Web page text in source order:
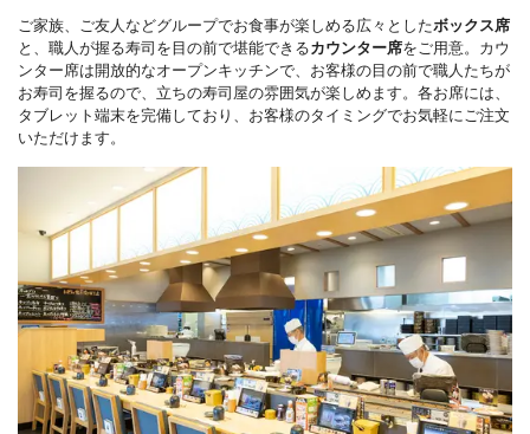
ご家族、ご友人などグループでお食事が楽しめる広々としたボックス席
と、職人が握る寿司を目の前で堪能できるカウンター席をご用意。カウ
ンター席は開放的なオープンキッチンで、お客様の目の前で職人たちが
お寿司を握るので、立ちの寿司屋の雰囲気が楽しめます。各お席には、
タブレット端末を完備しており、お客様のタイミングでお気軽にご注文
いただけます。